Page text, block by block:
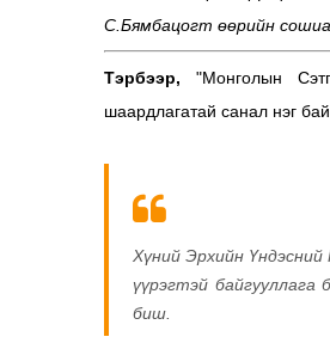
С.Бямбацогт өөрийн
Тэрбээр,"Монголын
шаардлагатай санал нэг
Хүний Эрхийн Үндэсний
үүрэгтэй
биш.